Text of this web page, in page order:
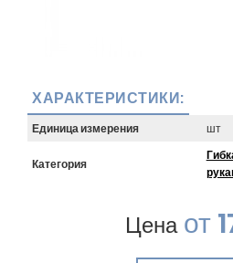
ХАРАКТЕРИСТИКИ:
Единица измерения шт
Категория
Ценаот